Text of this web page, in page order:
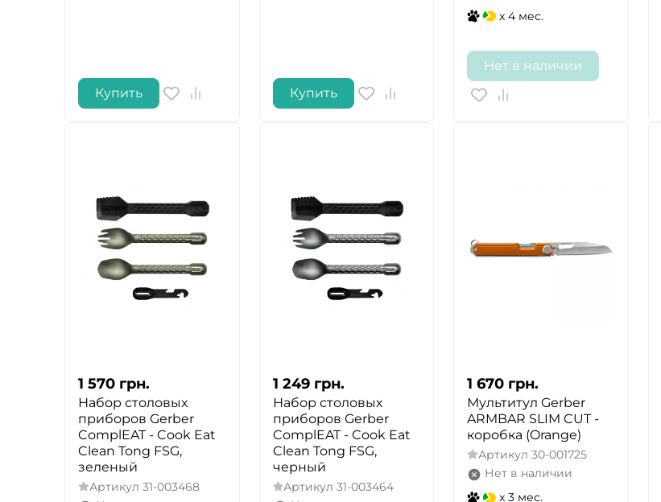
Купить Купить
x 4 мес.
Нет в наличии
1 570 грн.
Набор столовых
приборов Gerber
ComplEAT - Cook Eat
Clean Tong FSG,
зеленый
Артикул 31-003468
1 249 грн.
Набор столовых
приборов Gerber
ComplEAT - Cook Eat
Clean Tong FSG,
черный
Артикул 31-003464
1 670 грн.
Мультитул Gerber
ARMBAR SLIM CUT -
коробка (Orange)
Артикул 30-001725
Нет в наличии
x 3 мес.